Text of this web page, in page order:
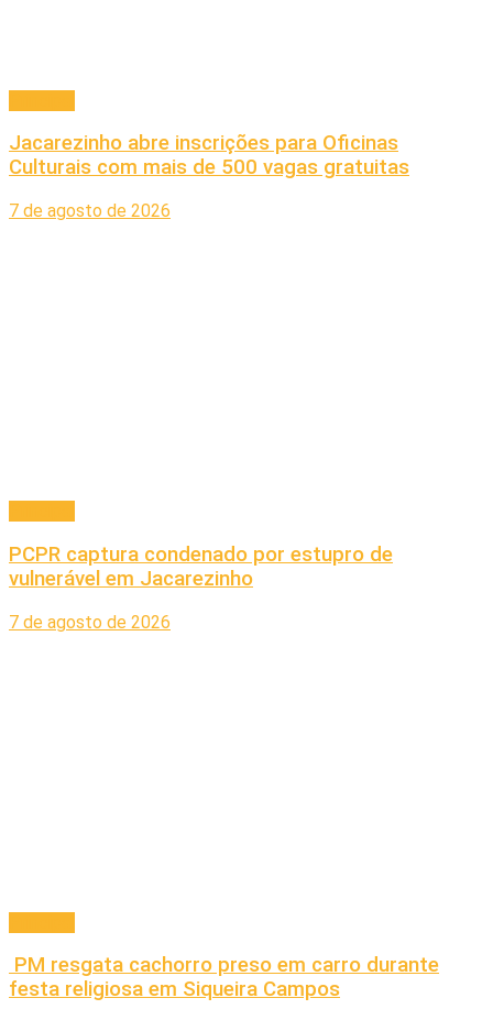
Jacarezinho abre inscrições para Oficinas
Culturais com mais de 500 vagas gratuitas
7 de agosto de 2026
PCPR captura condenado por estupro de
vulnerável em Jacarezinho
7 de agosto de 2026
PM resgata cachorro preso em carro durante
festa religiosa em Siqueira Campos